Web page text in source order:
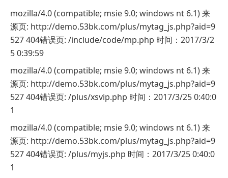
mozilla/4.0 (compatible; msie 9.0; windows nt 6.1) 来
源页: http://demo.53bk.com/plus/mytag_js.php?aid=9
527 404错误页: /include/code/mp.php 时间：2017/3/2
5 0:39:59
mozilla/4.0 (compatible; msie 9.0; windows nt 6.1) 来
源页: http://demo.53bk.com/plus/mytag_js.php?aid=9
527 404错误页: /plus/xsvip.php 时间：2017/3/25 0:40:0
1
mozilla/4.0 (compatible; msie 9.0; windows nt 6.1) 来
源页: http://demo.53bk.com/plus/mytag_js.php?aid=9
527 404错误页: /plus/myjs.php 时间：2017/3/25 0:40:0
1